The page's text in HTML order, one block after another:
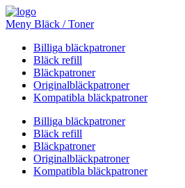
Meny Bläck / Toner
Billiga bläckpatroner
Bläck refill
Bläckpatroner
Originalbläckpatroner
Kompatibla bläckpatroner
Billiga bläckpatroner
Bläck refill
Bläckpatroner
Originalbläckpatroner
Kompatibla bläckpatroner